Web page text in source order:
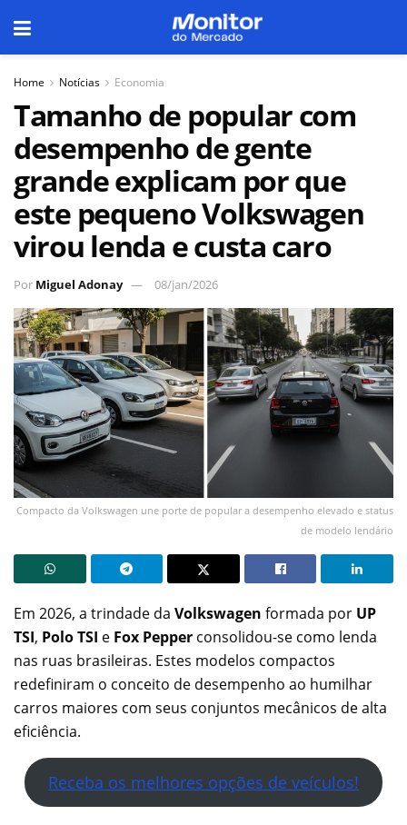
Home Notícias Economia
Tamanho de popular com
desempenho de gente
grande explicam por que
este pequeno Volkswagen
virou lenda e custa caro
Por Miguel Adonay 08/jan/2026
Compacto da Volkswagen une porte de popular a desempenho elevado e status
de modelo lendário
Em 2026, a trindade da Volkswagen formada por UP
TSI, Polo TSI e Fox Pepper consolidou-se como lenda
nas ruas brasileiras. Estes modelos compactos
redefiniram o conceito de desempenho ao humilhar
carros maiores com seus conjuntos mecânicos de alta
eficiência.
Receba os melhores opções de veículos!